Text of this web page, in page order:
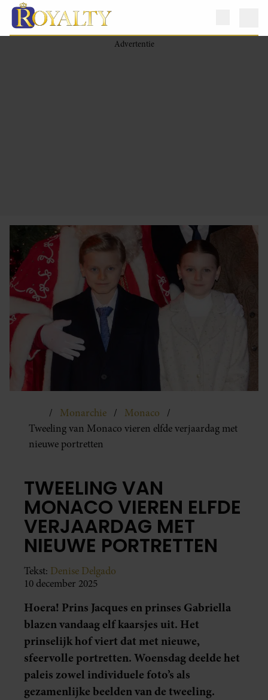
Monarchie
Monaco
Tweeling van Monaco vieren elfde verjaardag met
nieuwe portretten
TWEELING VAN
MONACO VIEREN ELFDE
VERJAARDAG MET
NIEUWE PORTRETTEN
Tekst: Denise Delgado
10 december 2025
Hoera! Prins Jacques en prinses Gabriella
blazen vandaag elf kaarsjes uit. Het
prinselijk hof viert dat met nieuwe,
sfeervolle portretten. Woensdag deelde het
paleis zowel individuele foto’s als
gezamenlijke beelden van de tweeling.